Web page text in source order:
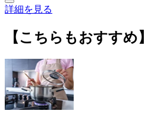
詳細を見る
【こちらもおすすめ】